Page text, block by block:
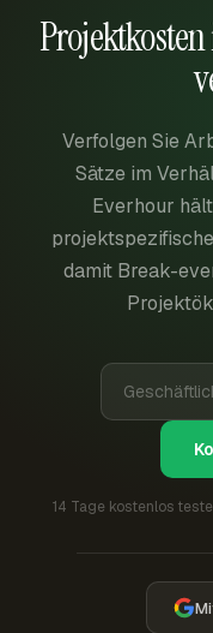
Verfolgen Sie
Sätze im
Everhour
damit Break-
14 Tage kostenlos